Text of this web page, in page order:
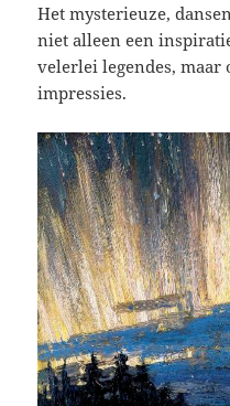
Het mysterieuze,
niet alleen een
velerlei legendes,
impressies.